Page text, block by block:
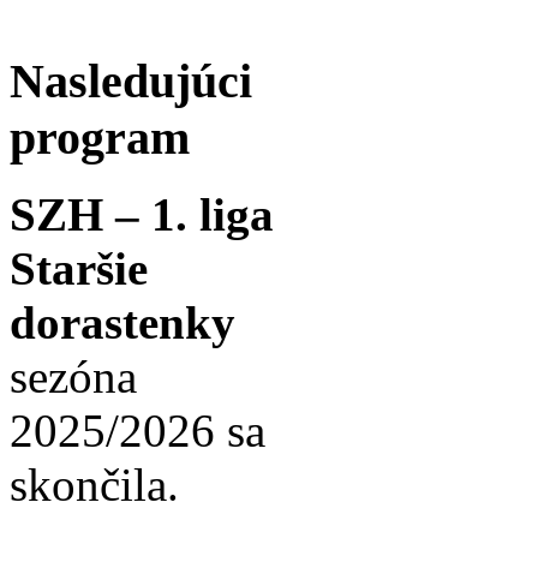
Nasledujúci
program
SZH – 1. liga
Staršie
dorastenky
sezóna
2025/2026 sa
skončila.